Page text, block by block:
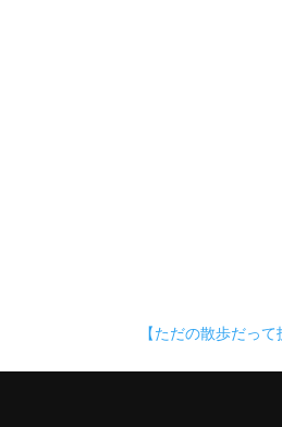
【ただの散歩だっ